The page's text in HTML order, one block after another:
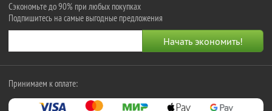
Сэкономьте до 90% при любых покупках
Подпишитесь на самые выгодные предложения
Принимаем к оплате: